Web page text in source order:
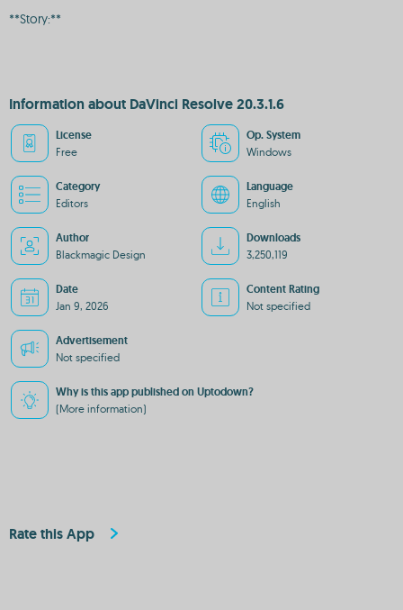
**Story:**
Information about DaVinci Resolve 20.3.1.6
License
Free
Op. System
Windows
Category
Editors
Language
English
Author
Blackmagic Design
Downloads
3,250,119
Date
Jan 9, 2026
Content Rating
Not specified
Advertisement
Not specified
Why is this app published on Uptodown?
(More information)
Rate this App